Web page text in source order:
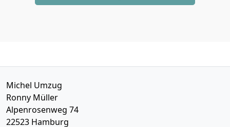
Michel Umzug
Ronny Müller
Alpenrosenweg 74
22523 Hamburg